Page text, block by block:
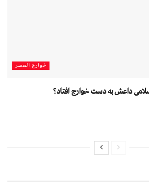
خوارج العصر
داعش به دست خوارج افتاد؟